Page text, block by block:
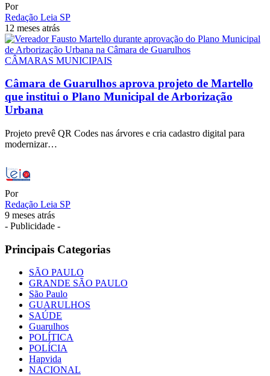
Por
Redação Leia SP
12 meses atrás
CÂMARAS MUNICIPAIS
Câmara de Guarulhos aprova projeto de Martello
que institui o Plano Municipal de Arborização
Urbana
Projeto prevê QR Codes nas árvores e cria cadastro digital para
modernizar…
Por
Redação Leia SP
9 meses atrás
- Publicidade -
Principais Categorias
SÃO PAULO
GRANDE SÃO PAULO
São Paulo
GUARULHOS
SAÚDE
Guarulhos
POLÍTICA
POLÍCIA
Hapvida
NACIONAL